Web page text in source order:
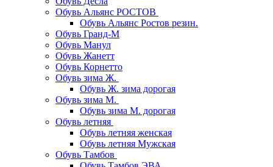
Обувь Альянс РОСТОВ
Обувь Альянс Ростов резин.
Обувь Гранд-М
Обувь Манул
Обувь Жанетт
Обувь Корнетто
Обувь зима Ж.
Обувь Ж. зима дорогая
Обувь зима М.
Обувь зима М. дорогая
Обувь летняя
Обувь летняя женская
Обувь летняя Мужская
Обувь Тамбов